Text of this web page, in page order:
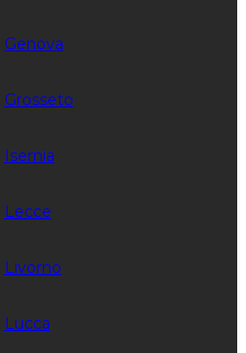
Genova
Grosseto
Isernia
Lecce
Livorno
Lucca